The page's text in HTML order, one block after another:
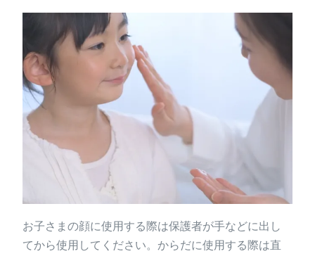
お子さまの顔に使用する際は保護者が手などに出し
てから使用してください。からだに使用する際は直